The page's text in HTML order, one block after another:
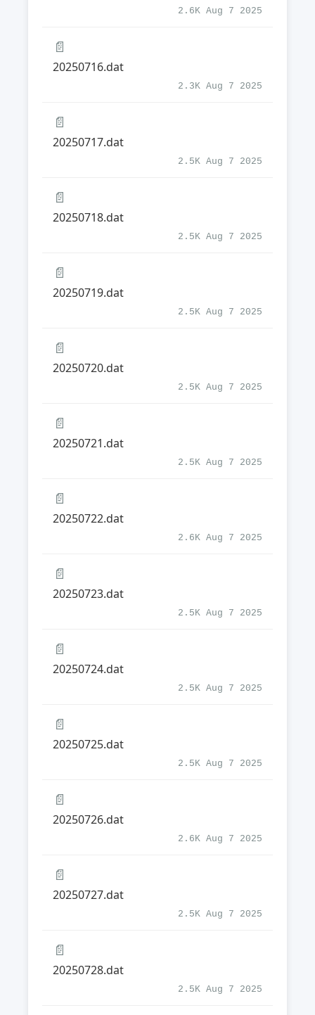
2.6K Aug 7 2025
📄
20250716.dat
2.3K Aug 7 2025
📄
20250717.dat
2.5K Aug 7 2025
📄
20250718.dat
2.5K Aug 7 2025
📄
20250719.dat
2.5K Aug 7 2025
📄
20250720.dat
2.5K Aug 7 2025
📄
20250721.dat
2.5K Aug 7 2025
📄
20250722.dat
2.6K Aug 7 2025
📄
20250723.dat
2.5K Aug 7 2025
📄
20250724.dat
2.5K Aug 7 2025
📄
20250725.dat
2.5K Aug 7 2025
📄
20250726.dat
2.6K Aug 7 2025
📄
20250727.dat
2.5K Aug 7 2025
📄
20250728.dat
2.5K Aug 7 2025